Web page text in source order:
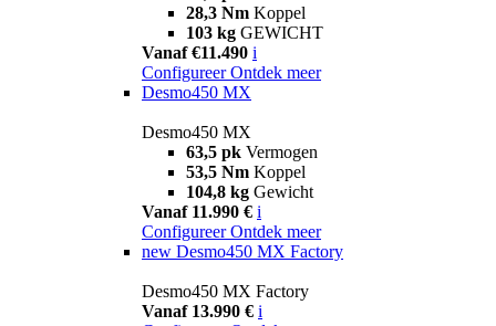
28,3 Nm Koppel
103 kg GEWICHT
Vanaf €11.490 i
Configureer Ontdek meer
Desmo450 MX
Desmo450 MX
63,5 pk Vermogen
53,5 Nm Koppel
104,8 kg Gewicht
Vanaf 11.990 € i
Configureer Ontdek meer
new Desmo450 MX Factory
Desmo450 MX Factory
Vanaf 13.990 € i